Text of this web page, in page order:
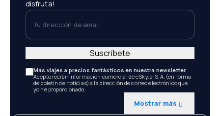
disfruta!
Tu dirección de email
Más viajes a precios fantásticos en nuestra newsletter.
Acepto recibir información comercial de eSky.pl S.A. (en forma
de boletín de noticias) a la dirección de correo electrónico que
yo he proporcionado.
Mostrar más
Suscríbete